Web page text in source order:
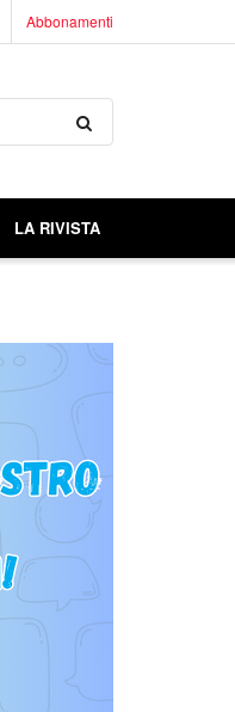
Abbonamenti
LA RIVISTA